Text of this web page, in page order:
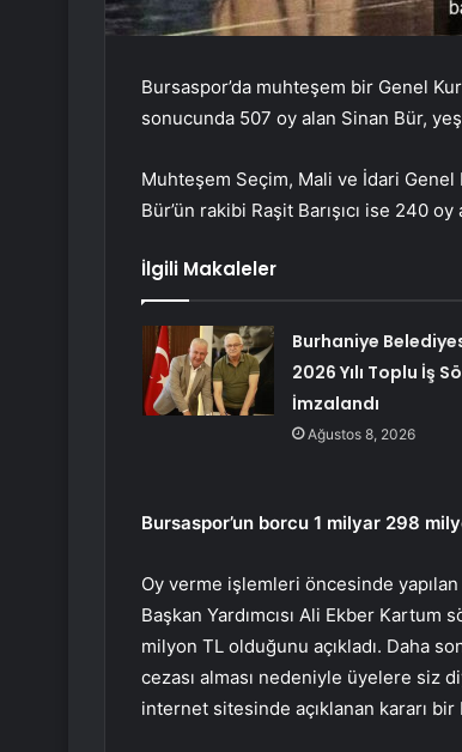
Bursaspor’da muhteşem bir Genel
sonucunda 507 oy alan Sinan Bür,
Muhteşem Seçim, Mali ve İdari Genel
Bür’ün rakibi Raşit Barışıcı ise 240
İlgili Makaleler
Burhaniye
2026 Yılı Toplu İş
İmzalandı
Ağustos 8, 2026
Bursaspor’un borcu 1 milyar 298
Oy verme işlemleri öncesinde
Başkan Yardımcısı Ali Ekber
milyon TL olduğunu açıkladı. Daha
cezası alması nedeniyle üyelere siz
internet sitesinde açıklanan kararı